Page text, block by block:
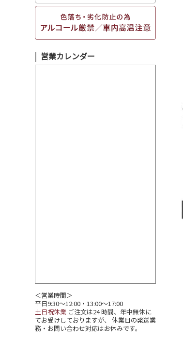
営業カレンダー
＜営業時間＞
平日9:30～12:00・13:00～17:00
土日祝休業 ご注文は24 時間、年中無休に
てお受けしておりますが、 休業日の発送業
務・お問い合わせ対応はお休みです。